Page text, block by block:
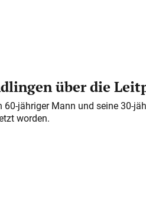
über die
60-jähriger Mann und seine 30-
worden.